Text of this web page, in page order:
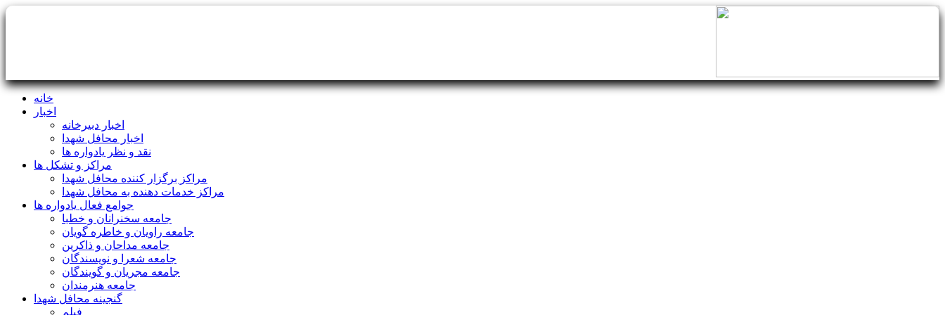
خانه
اخبار
اخبار دبیرخانه
اخبار محافل شهدا
نقد و نظر یادواره ها
مراکز و تشکل ها
مراکز برگزار کننده محافل شهدا
مراکز خدمات دهنده به محافل شهدا
جوامع فعال یادواره ها
جامعه سخنرانان و خطبا
جامعه راویان و خاطره گویان
جامعه مداحان و ذاکرین
جامعه شعرا و نویسندگان
جامعه مجریان و گویندگان
جامعه هنرمندان
گنجینه محافل شهدا
فیلم